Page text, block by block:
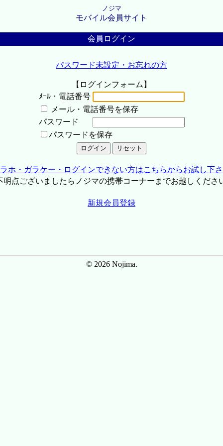
ノジマ
モバイル会員サイト
会員ログイン
パスワード未設定・お忘れの方
【ログインフォーム】
ﾒｰﾙ・電話番号
メール・電話番号を保存
パスワード
パスワードを保存
ホ・ガラケー・ログインできない方はこちらからお試し下
点ございましたらノジマの携帯コーナーまでお越しくださ
新規会員登録
© 2026 Nojima.